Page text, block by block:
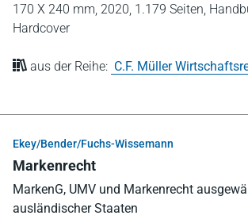
170 X 240 mm, 2020, 1.179 Seiten,
Hardcover
aus der Reihe: C.F. Müller
Ekey/Bender/Fuchs-Wissemann
Markenrecht
MarkenG, UMV und Markenrecht
ausländischer Staaten